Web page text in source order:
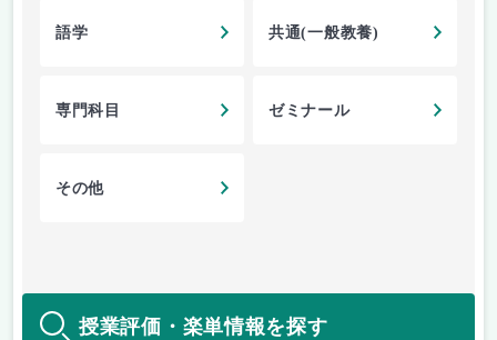
語学 共通(一般教養)
専門科目 ゼミナール
その他
授業評価・楽単情報を探す